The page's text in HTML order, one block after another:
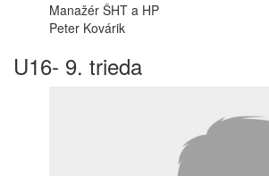
Manažér ŠHT a HP
Peter Kovárik
U16- 9. trieda